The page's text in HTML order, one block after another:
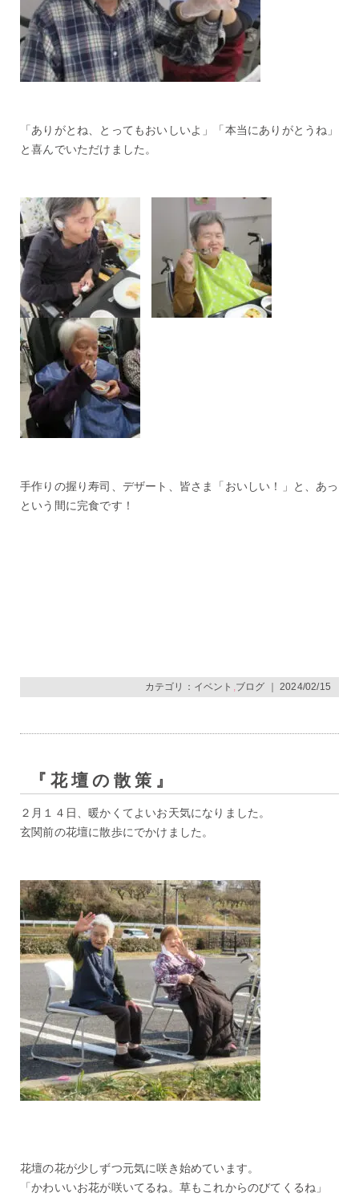
「ありがとね、とってもおいしいよ」「本当にありがとうね」
と喜んでいただけました。
手作りの握り寿司、デザート、皆さま「おいしい！」と、あっ
という間に完食です！
カテゴリ： イベント ブログ ｜ 2024/02/15
『花壇の散策』
２月１４日、暖かくてよいお天気になりました。
玄関前の花壇に散歩にでかけました。
花壇の花が少しずつ元気に咲き始めています。
「かわいいお花が咲いてるね。草もこれからのびてくるね」